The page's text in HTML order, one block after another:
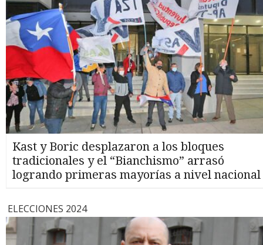
Kast y Boric desplazaron a los bloques
tradicionales y el “Bianchismo” arrasó
logrando primeras mayorías a nivel nacional
ELECCIONES 2024